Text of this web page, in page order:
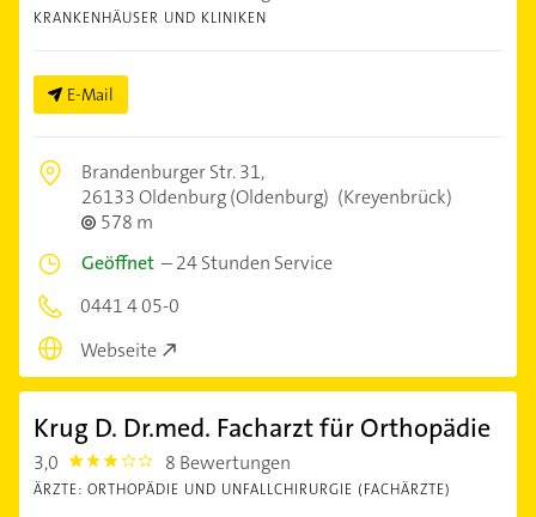
KRANKENHÄUSER UND KLINIKEN
E-Mail
Brandenburger Str. 31,
26133 Oldenburg (Oldenburg) (Kreyenbrück)
578 m
Geöffnet –24 Stunden Service
0441 4 05-0
Webseite
Krug D. Dr.med. Facharzt für Orthopädie
3,0 3.0 8 Bewertungen
ÄRZTE: ORTHOPÄDIE UND UNFALLCHIRURGIE (FACHÄRZTE)